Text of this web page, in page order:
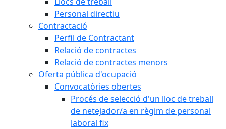
Personal directiu
Contractació
Perfil de Contractant
Relació de contractes
Relació de contractes menors
Oferta pública d'ocupació
Convocatòries obertes
Procés de selecció d'un lloc de treball
de netejador/a en règim de personal
laboral fix